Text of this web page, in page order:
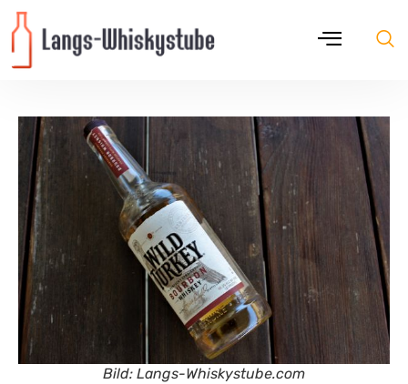
Bild: Langs-Whiskystube.com